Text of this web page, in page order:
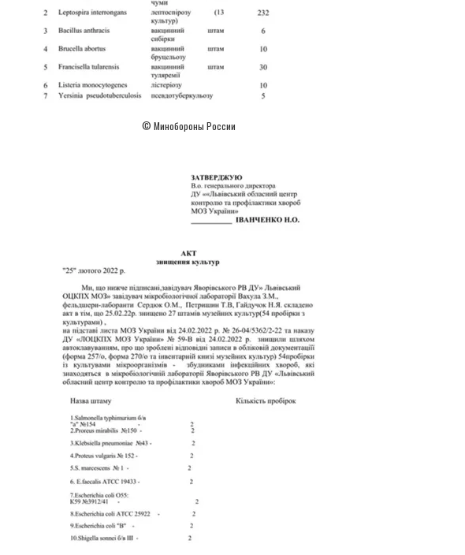
© Минобороны России